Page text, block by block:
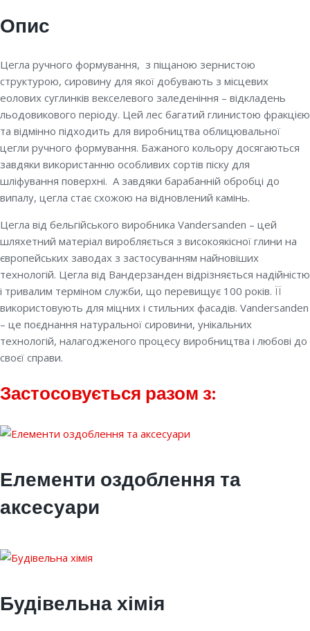
Опис
Цегла ручного формування, з піщаною зернистою
структурою, сировину для якої добувають з місцевих
еолових суглинків векселевого заледеніння – відкладень
льодовикового періоду. Цей лес багатий глинистою фракцією
та відмінно підходить для виробництва облицювальної
цегли ручного формування. Бажаного кольору досягаються
завдяки використанню особливих сортів піску для
шліфування поверхні. А завдяки барабанній обробці до
випалу, цегла стає схожою на відновлений камінь.
Цегла від бельгійського виробника Vandersanden – цей
шляхетний матеріал виробляється з високоякісної глини на
європейських заводах з застосуванням найновіших
технологій. Цегла від Вандерзанден відрізняється надійністю
і тривалим терміном служби, що перевищує 100 років. ЇЇ
використовують для міцних і стильних фасадів. Vandersanden
– це поєднання натуральної сировини, унікальних
технологій, налагодженого процесу виробництва і любові до
своєї справи.
Застосовується разом з:
Елементи оздоблення та
аксесуари
Будівельна хімія